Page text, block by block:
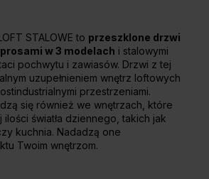
STALOWE to przeszklone drzwi
w 3 modelach i stalowymi
pochwytu i zawiasów. Drzwi z tej
uzupełnieniem wnętrz loftowych
przestrzeniami.
się również we wnętrzach, które
światła dziennego, takich jak
kuchnia. Nadadzą one
Twoim wnętrzom.